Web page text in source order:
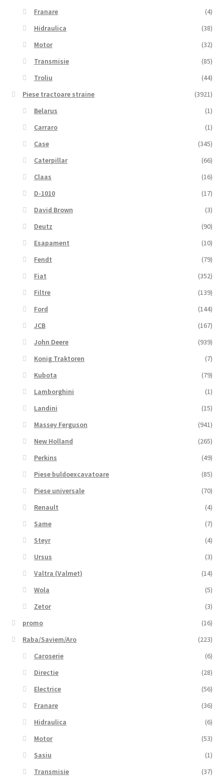
Franare
(4)
Hidraulica
(38)
Motor
(32)
Transmisie
(85)
Troliu
(44)
Piese tractoare straine
(3921)
Belarus
(1)
Carraro
(1)
Case
(345)
Caterpillar
(66)
Claas
(16)
D-1010
(17)
David Brown
(3)
Deutz
(90)
Esapament
(10)
Fendt
(79)
Fiat
(352)
Filtre
(139)
Ford
(144)
JCB
(167)
John Deere
(939)
Konig Traktoren
(7)
Kubota
(79)
Lamborghini
(1)
Landini
(15)
Massey Ferguson
(941)
New Holland
(265)
Perkins
(49)
Piese buldoexcavatoare
(85)
Piese universale
(70)
Renault
(4)
Same
(7)
Steyr
(4)
Ursus
(3)
Valtra (Valmet)
(14)
Wola
(5)
Zetor
(3)
promo
(16)
Raba/Saviem/Aro
(223)
Caroserie
(6)
Directie
(28)
Electrice
(56)
Franare
(36)
Hidraulica
(6)
Motor
(53)
Sasiu
(1)
Transmisie
(37)